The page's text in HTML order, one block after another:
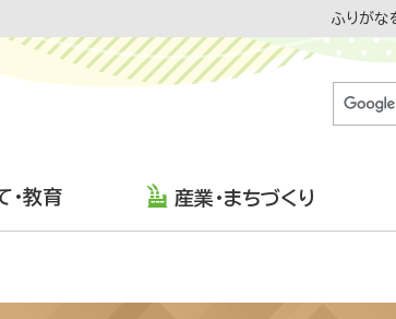
ふりがな
・教育 産業・まちづくり